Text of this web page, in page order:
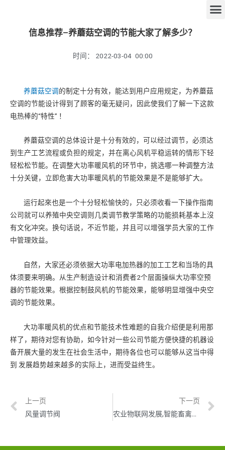
信息推荐–养蘑菇空调的节能大家了解多少？
时间： 2022-03-04 00:00
养蘑菇空调的制定十分有效，能达到用户应用规定，为养蘑菇
空调的节能设计得到了顾客的毫无疑问，因此使我们了解一下这款
电热棒的“特性” ！
养蘑菇空调的总体设计是十分有效的，可以经过调节，必须达
到生产工艺流程或负担的规定，并在离心风机平稳运转的情形下轻
轻松松节能。在调整大功率暖风机的环节中，挑选哪一种调整方法
十分关键，立即危害大功率暖风机的节能效果是不是能够扩大。
运行起來也是一个十分轻松愉快的，只必须收看一下操作指南
公司就可以养殖中央空调则几类调节教学策略的功能损耗基本上沒
有文化冲突。换句话说，不近节能，并且可以增强学员大家的工作
中管理效益。
自然，大家还必须依据大功率电加热器的加工工艺和当场的具
体须要来明确。从生产制造设计和消费者2个层面操纵大功率空预
器的节能效果。根据控制鼓风机的节能效果，能够明显增强中央空
调的节能效果。
大功率暖风机的优点和节能技术性难题的自我介绍便是利用那
样了，期待对您有协助，如今针对一些公司节能方便快捷的机器设
备开展大量的发生在社会生活中，期待各位也可以能够从这当中得
到 发展趋势越来越多的实际上，进而受益终生。
上一页
风量调节阀
下一页